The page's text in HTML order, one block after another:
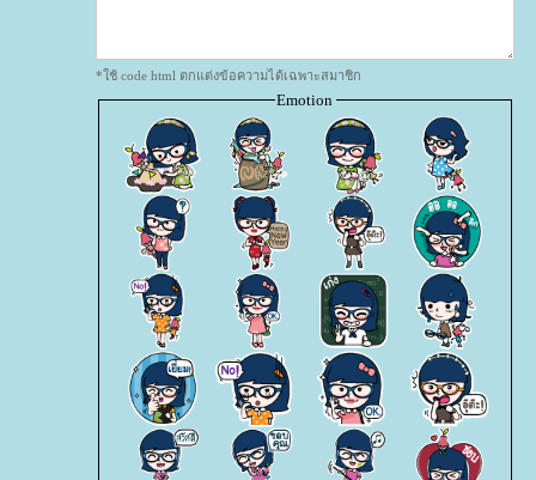
*ใช้ code html ตกแต่งข้อความได้เฉพาะสมาชิก
Emotion